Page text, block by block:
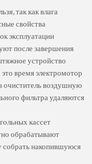
так как влага
свойства
эксплуатации
после завершения
устройство
время электромотор
очиститель воздушную
фильтра удаляются
кассет
обрабатывают
собрать накопившуюся